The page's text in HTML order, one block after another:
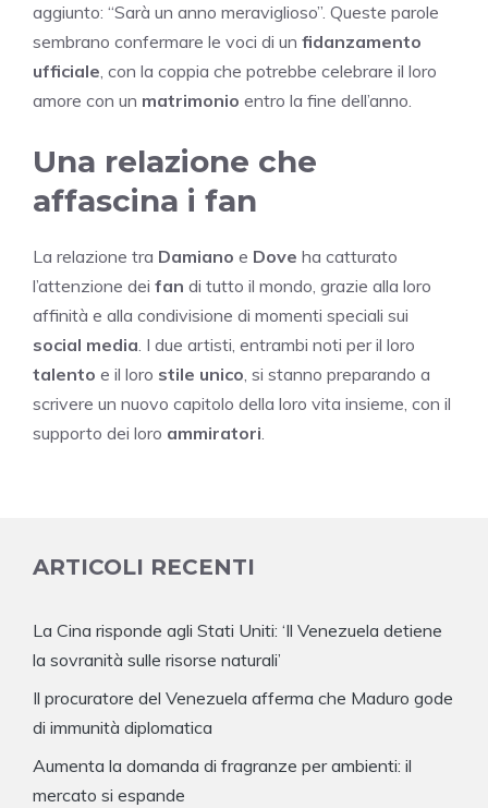
aggiunto: “Sarà un anno meraviglioso”. Queste parole
sembrano confermare le voci di un fidanzamento
ufficiale, con la coppia che potrebbe celebrare il loro
amore con un matrimonio entro la fine dell’anno.
Una relazione che
affascina i fan
La relazione tra Damiano e Dove ha catturato
l’attenzione dei fan di tutto il mondo, grazie alla loro
affinità e alla condivisione di momenti speciali sui
social media. I due artisti, entrambi noti per il loro
talento e il loro stile unico, si stanno preparando a
scrivere un nuovo capitolo della loro vita insieme, con il
supporto dei loro ammiratori.
ARTICOLI RECENTI
La Cina risponde agli Stati Uniti: ‘Il Venezuela detiene
la sovranità sulle risorse naturali’
Il procuratore del Venezuela afferma che Maduro gode
di immunità diplomatica
Aumenta la domanda di fragranze per ambienti: il
mercato si espande